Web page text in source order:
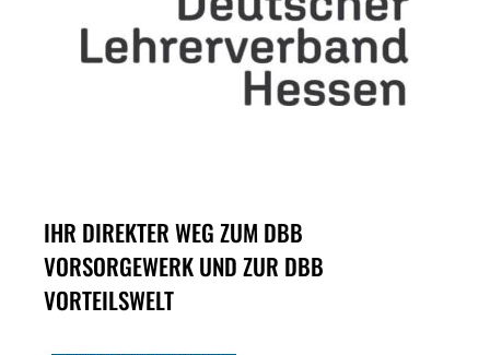
IHR DIREKTER WEG ZUM DBB
VORSORGEWERK UND ZUR DBB
VORTEILSWELT